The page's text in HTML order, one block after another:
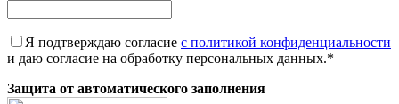
Я подтверждаю согласие с политикой конфиденциальности
и даю согласие на обработку персональных данных.*
Защита от автоматического заполнения